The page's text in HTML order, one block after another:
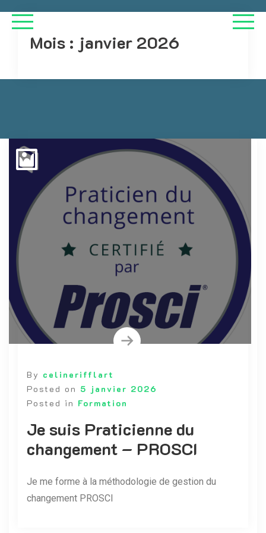
Mois : janvier 2026
By celinerifflart
Posted on 5 janvier 2026
Posted in Formation
Je suis Praticienne du
changement – PROSCI
Je me forme à la méthodologie de gestion du
changement PROSCI